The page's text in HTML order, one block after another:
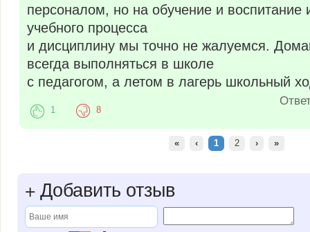
персоналом, но на обучение и воспитание
учебного процесса
и дисциплину мы точно не жалуемся.
всегда выполняться в школе
с педагогом, а летом в лагерь школьный
1 8
« ‹ 1 2 › »
+Добавить отзыв